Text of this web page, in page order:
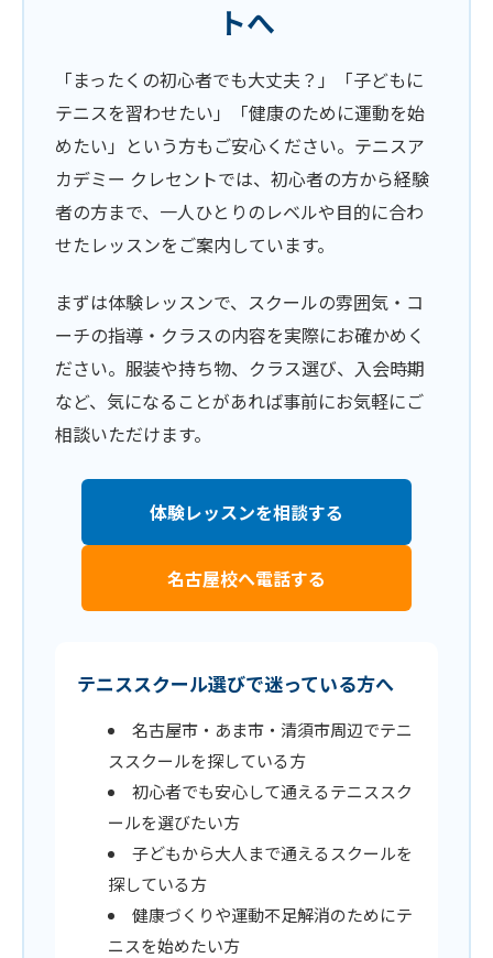
トへ
「まったくの初心者でも大丈夫？」「子どもに
テニスを習わせたい」「健康のために運動を始
めたい」という方もご安心ください。テニスア
カデミー クレセントでは、初心者の方から経験
者の方まで、一人ひとりのレベルや目的に合わ
せたレッスンをご案内しています。
まずは体験レッスンで、スクールの雰囲気・コ
ーチの指導・クラスの内容を実際にお確かめく
ださい。服装や持ち物、クラス選び、入会時期
など、気になることがあれば事前にお気軽にご
相談いただけます。
体験レッスンを相談する
名古屋校へ電話する
テニススクール選びで迷っている方へ
名古屋市・あま市・清須市周辺でテニ
ススクールを探している方
初心者でも安心して通えるテニススク
ールを選びたい方
子どもから大人まで通えるスクールを
探している方
健康づくりや運動不足解消のためにテ
ニスを始めたい方